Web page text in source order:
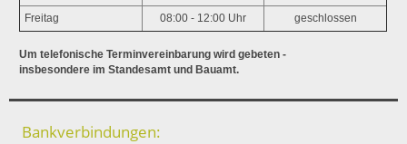
Freitag 08:00 - 12:00 Uhr geschlossen
Um telefonische Terminvereinbarung wird gebeten -
insbesondere im Standesamt und Bauamt.
Bankverbindungen: